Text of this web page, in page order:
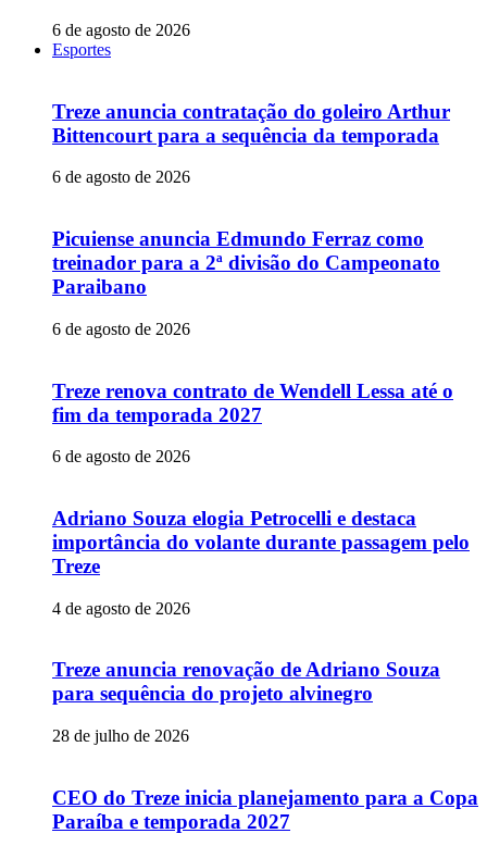
6 de agosto de 2026
Esportes
Treze anuncia contratação do goleiro Arthur
Bittencourt para a sequência da temporada
6 de agosto de 2026
Picuiense anuncia Edmundo Ferraz como
treinador para a 2ª divisão do Campeonato
Paraibano
6 de agosto de 2026
Treze renova contrato de Wendell Lessa até o
fim da temporada 2027
6 de agosto de 2026
Adriano Souza elogia Petrocelli e destaca
importância do volante durante passagem pelo
Treze
4 de agosto de 2026
Treze anuncia renovação de Adriano Souza
para sequência do projeto alvinegro
28 de julho de 2026
CEO do Treze inicia planejamento para a Copa
Paraíba e temporada 2027